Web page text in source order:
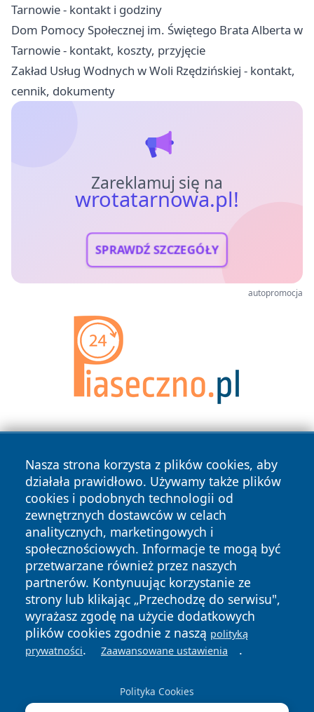
Tarnowie - kontakt i godziny
Dom Pomocy Społecznej im. Świętego Brata Alberta w
Tarnowie - kontakt, koszty, przyjęcie
Zakład Usług Wodnych w Woli Rzędzińskiej - kontakt,
cennik, dokumenty
Zareklamuj się na
wrotatarnowa.pl!
SPRAWDŹ SZCZEGÓŁY
autopromocja
Nasza strona korzysta z plików cookies, aby
działała prawidłowo. Używamy także plików
cookies i podobnych technologii od
zewnętrznych dostawców w celach
analitycznych, marketingowych i
społecznościowych. Informacje te mogą być
przetwarzane również przez naszych
partnerów. Kontynuując korzystanie ze
strony lub klikając „Przechodzę do serwisu",
wyrażasz zgodę na użycie dodatkowych
plików cookies zgodnie z naszą polityką
prywatności. Zaawansowane ustawienia .
Polityka Cookies
Copyright © 2026 wrotatarnowa.pl Wszystkie prawa
zastrzeżone.
News Autorzy
Polityka
Prywatności
Polityka
Cookies